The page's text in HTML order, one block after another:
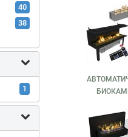
40
38
1
8
418
1